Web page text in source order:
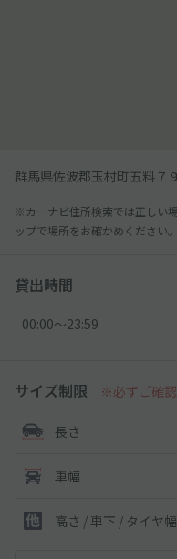
群馬県佐波郡玉村町五料７
※カーナビ住所検索では正しい
ップで場所をお確かめください。
貸出時間
00:00〜23:59
サイズ制限 ※必ずご確
長さ
車幅
高さ / 車下 / タイヤ